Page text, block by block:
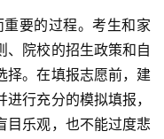
、院校的招生政策和自
择。在填报志愿前，建
行充分的模拟填报，
目乐观，也不能过度悲